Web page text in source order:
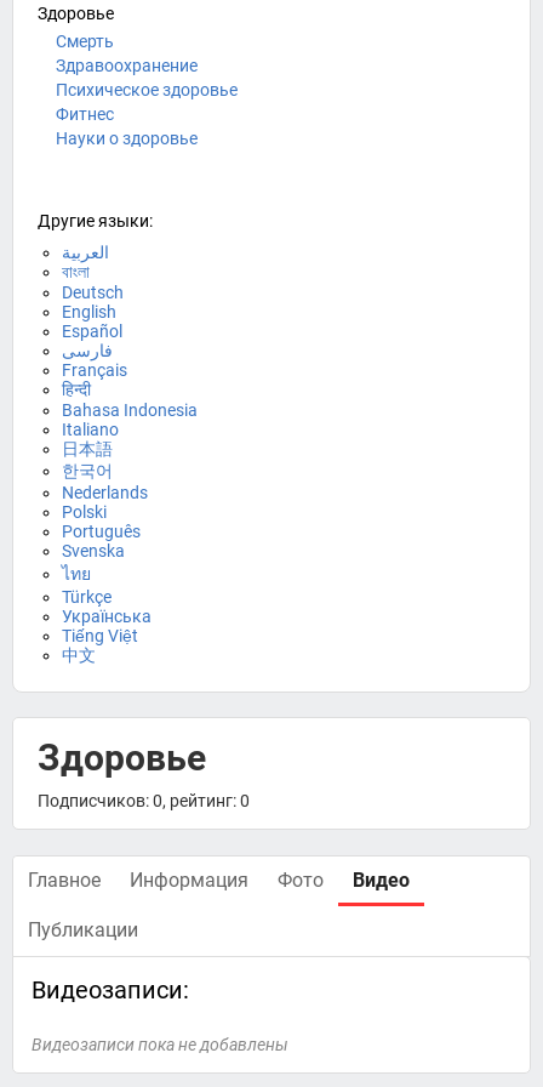
Здоровье
Смерть
Здравоохранение
Психическое здоровье
Фитнес
Науки о здоровье
Другие языки:
العربية
বাংলা
Deutsch
English
Español
فارسی
Français
हिन्दी
Bahasa Indonesia
Italiano
日本語
한국어
Nederlands
Polski
Português
Svenska
ไทย
Türkçe
Українська
Tiếng Việt
中文
Здоровье
Подписчиков: 0, рейтинг: 0
Главное Информация Фото Видео
Публикации
Видеозаписи:
Видеозаписи пока не добавлены